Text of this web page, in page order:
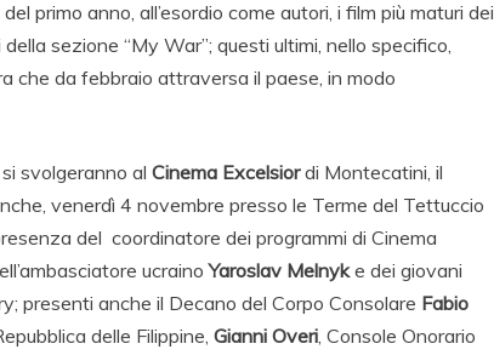
primo anno, all’esordio come autori, i film più maturi dei
sezione “My War”; questi ultimi, nello specifico,
che da febbraio attraversa il paese, in modo
svolgeranno al Cinema Excelsiordi Montecatini, il
venerdì 4 novembre presso le Terme del Tettuccio
del coordinatore dei programmi di Cinema
ucrainoYaroslav Melnyke dei giovani
presenti anche il Decano del Corpo Consolare Fabio
delle Filippine, Gianni Overi, Console Onorario